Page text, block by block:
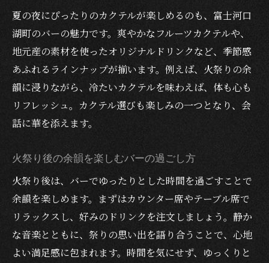
夏の夜にぴったりのカクテルが楽しめるのも、富士河口
湖町のバーの魅力です。爽やかなフルーツカクテルや、
地元産の素材を使ったオリジナルドリンクなど、季節感
あふれるラインナップが揃います。例えば、火祭りの余
韻に浸りながら、冷たいカクテルを味わえば、体も心も
リフレッシュ。カクテル選びも楽しみの一つとなり、会
話に華を添えます。
火祭り後の余韻を楽しむバーの過ごし方
火祭り後は、バーでゆったりとした時間を過ごすことで
余韻を楽しめます。まずはカウンター席やテーブル席で
リラックスし、好みのドリンクを注文しましょう。静か
な音楽とともに、祭りの思い出を語り合うことで、心地
よい満足感に包まれます。時間を気にせず、ゆっくりと